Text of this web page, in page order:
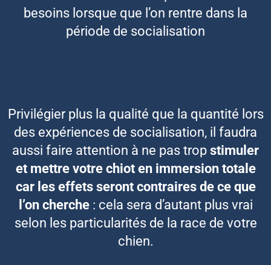
besoins lorsque que l’on rentre dans la
période de socialisation
Privilégier plus la qualité que la quantité lors
des expériences de socialisation, il faudra
aussi faire attention à ne pas trop stimuler
et mettre votre chiot en immersion totale
car les effets seront contraires de ce que
l’on cherche: cela sera d’autant plus vrai
selon les particularités de la race de votre
chien.